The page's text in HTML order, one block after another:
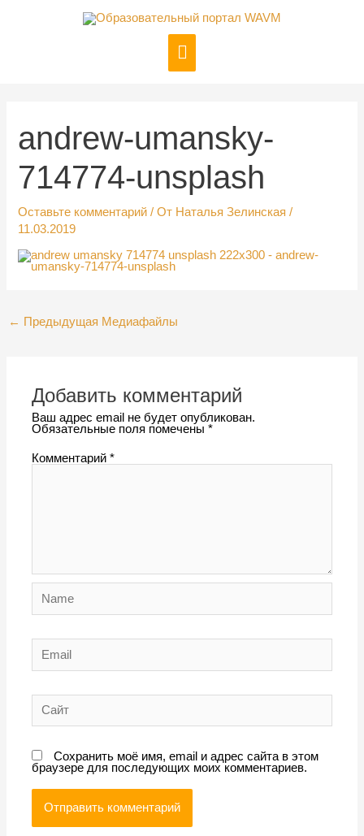
Главное
меню
andrew-umansky-
714774-unsplash
Оставьте комментарий / От Наталья Зелинская/
11.03.2019
← Предыдущая Медиафайлы
Добавить комментарий
Ваш адрес email не будет опубликован.
Обязательные поля помечены*
Комментарий*
Name
Email
Сайт
Сохранить моё имя, email и адрес сайта в этом
браузере для последующих моих комментариев.